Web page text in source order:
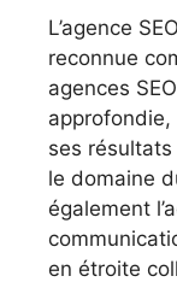
L’agence
reconnue
agences
ses
le domaine
également
en étroite